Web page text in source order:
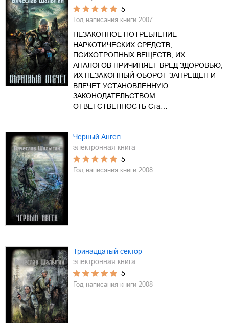
5
Год написания книги 2007
НЕЗАКОННОЕ ПОТРЕБЛЕНИЕ
НАРКОТИЧЕСКИХ СРЕДСТВ,
ПСИХОТРОПНЫХ ВЕЩЕСТВ, ИХ
АНАЛОГОВ ПРИЧИНЯЕТ ВРЕД ЗДОРОВЬЮ,
ИХ НЕЗАКОННЫЙ ОБОРОТ ЗАПРЕЩЕН И
ВЛЕЧЕТ УСТАНОВЛЕННУЮ
ЗАКОНОДАТЕЛЬСТВОМ
ОТВЕТСТВЕННОСТЬ Ста…
Черный Ангел
электронная книга
5
Год написания книги 2008
Тринадцатый сектор
электронная книга
5
Год написания книги 2008